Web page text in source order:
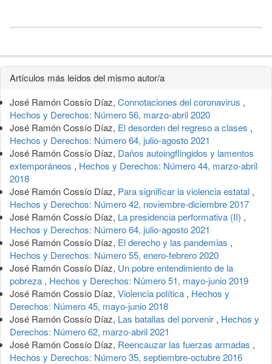
Detalles
del
artículo
Artículos más leídos del mismo autor/a
José Ramón Cossío Díaz, Connotaciones del coronavirus ,
Hechos y Derechos: Número 56, marzo-abril 2020
José Ramón Cossío Díaz, El desorden del regreso a clases ,
Hechos y Derechos: Número 64, julio-agosto 2021
José Ramón Cossío Díaz, Daños autoingflingidos y lamentos
extemporáneos , Hechos y Derechos: Número 44, marzo-abril
2018
José Ramón Cossío Díaz, Para significar la violencia estatal ,
Hechos y Derechos: Número 42, noviembre-diciembre 2017
José Ramón Cossío Díaz, La presidencia performativa (II) ,
Hechos y Derechos: Número 64, julio-agosto 2021
José Ramón Cossío Díaz, El derecho y las pandemias ,
Hechos y Derechos: Número 55, enero-febrero 2020
José Ramón Cossío Díaz, Un pobre entendimiento de la
pobreza , Hechos y Derechos: Número 51, mayo-junio 2019
José Ramón Cossío Díaz, Violencia política , Hechos y
Derechos: Número 45, mayo-junio 2018
José Ramón Cossío Díaz, Las batallas del porvenir , Hechos y
Derechos: Número 62, marzo-abril 2021
José Ramón Cossío Díaz, Reencauzar las fuerzas armadas ,
Hechos y Derechos: Número 35, septiembre-octubre 2016